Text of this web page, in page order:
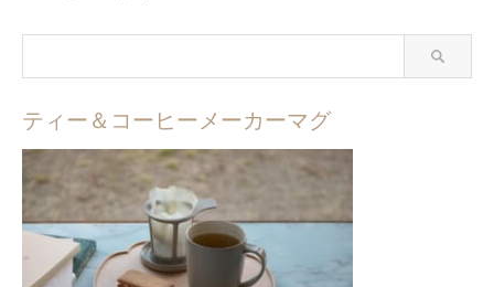
ティー＆コーヒーメーカーマグ